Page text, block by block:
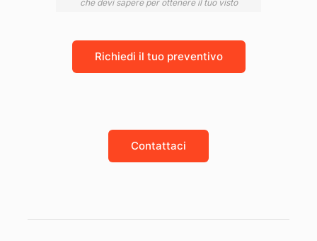
che devi sapere per ottenere il tuo visto
Richiedi il tuo preventivo
Contattaci